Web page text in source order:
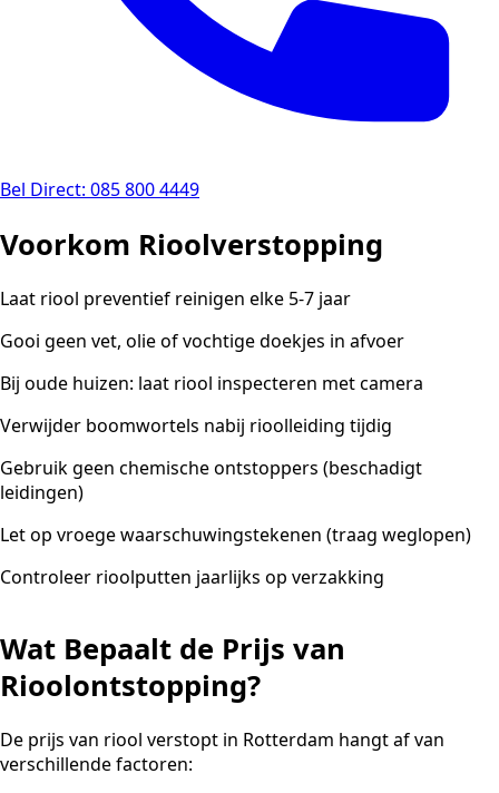
Bel Direct: 085 800 4449
Voorkom Rioolverstopping
Laat riool preventief reinigen elke 5-7 jaar
Gooi geen vet, olie of vochtige doekjes in afvoer
Bij oude huizen: laat riool inspecteren met camera
Verwijder boomwortels nabij rioolleiding tijdig
Gebruik geen chemische ontstoppers (beschadigt
leidingen)
Let op vroege waarschuwingstekenen (traag weglopen)
Controleer rioolputten jaarlijks op verzakking
Wat Bepaalt de Prijs van
Rioolontstopping?
De prijs van riool verstopt in Rotterdam hangt af van
verschillende factoren: